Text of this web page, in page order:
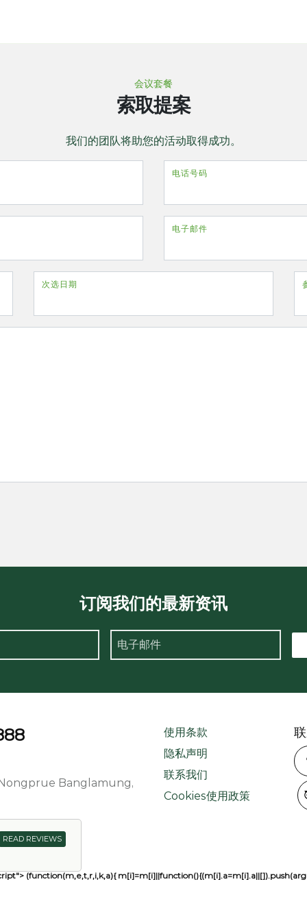
会议套餐
索取提案
我们的团队将助您的活动取得成功。
电话号码
电子邮件
次选日期
订阅我们的最新资讯
Nongprue Banglamung,
READ REVIEWS
(function(m,e,t,r,i,k,a){
使用条款
隐私声明
联系我们
Cookies使用政策